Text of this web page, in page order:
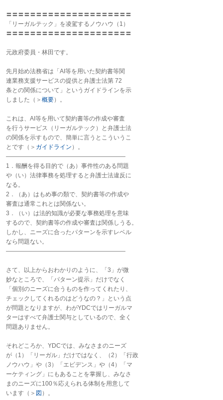
〓〓〓〓〓〓〓〓〓〓〓〓〓〓〓〓〓〓〓〓〓
「リーガルテック」を凌駕するノウハウ（1）
〓〓〓〓〓〓〓〓〓〓〓〓〓〓〓〓〓〓〓〓〓
元政府委員・林田です。
先月始め法務省は「AI等を用いた契約書等関
連業務支援サービスの提供と弁護士法第 72
条との関係について」というガイドラインを示
しました（＞ 概要）。
これは、AI等を用いて契約書等の作成や審査
を行うサービス（リーガルテック）と弁護士法
の関係を示すもので、簡単に言うとこういうこ
とです（＞ ガイドライン ）。
――――――――――――――――――――
1．報酬を得る目的で（あ）事件性のある問題
や（い）法律事務を処理すると弁護士法違反に
なる。
2．（あ）はもめ事の類で、契約書等の作成や
審査は通常これとは関係ない。
3．（い）は法的知識が必要な事務処理を意味
するので、契約書等の作成や審査は関係しうる。
しかし、ニーズに合ったパターンを示すレベル
なら問題ない。
――――――――――――――――――――
さて、以上からおわかりのように、「3」が微
妙なところで、「パターン提示」だけでなく
「個別のニーズに合うものを作ってくれたり、
チェックしてくれるのはどうなの？」という点
が問題となりますが、わがYDCではリーガルマ
ターはすべて弁護士関与としているので、全く
問題ありません。
それどころか、YDCでは、みなさまのニーズ
が（1）「リーガル」だけではなく、（2）「行政
ノウハウ」や（3）「エビデンス」や（4）「マ
ーケティング」にもあることを掌握し、みなさ
まのニーズに100％応えられる体制を用意して
います（＞ 図 ）。